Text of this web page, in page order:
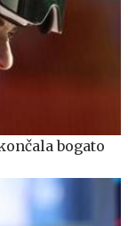
bogato